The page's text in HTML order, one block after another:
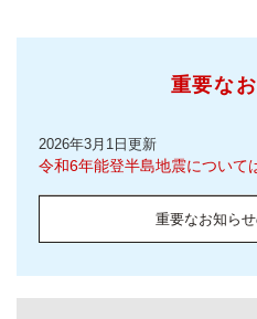
重要な
2026年3月1日更新
令和6年能登半島地震について
重要なお知ら